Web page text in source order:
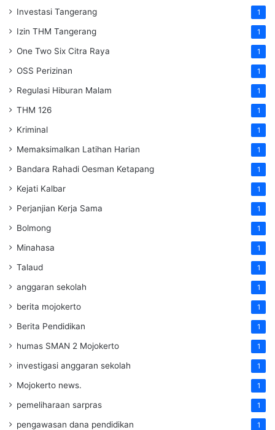
Investasi Tangerang 1
Izin THM Tangerang 1
One Two Six Citra Raya 1
OSS Perizinan 1
Regulasi Hiburan Malam 1
THM 126 1
Kriminal 1
Memaksimalkan Latihan Harian 1
Bandara Rahadi Oesman Ketapang 1
Kejati Kalbar 1
Perjanjian Kerja Sama 1
Bolmong 1
Minahasa 1
Talaud 1
anggaran sekolah 1
berita mojokerto 1
Berita Pendidikan 1
humas SMAN 2 Mojokerto 1
investigasi anggaran sekolah 1
Mojokerto news. 1
pemeliharaan sarpras 1
pengawasan dana pendidikan 1